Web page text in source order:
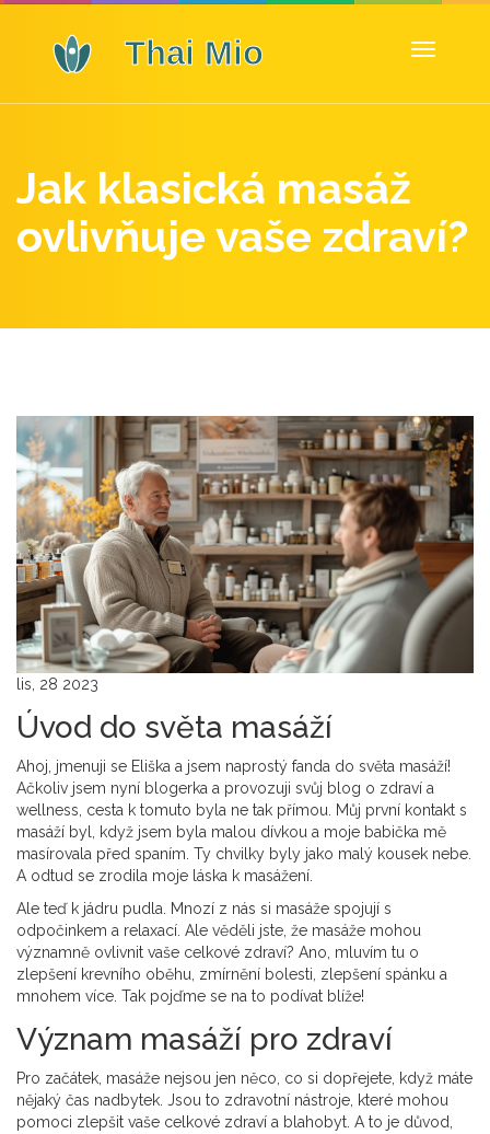
Zobrazit
Jak klasická masáž
ovlivňuje vaše zdraví?
lis, 28 2023
Úvod do světa masáží
Ahoj, jmenuji se Eliška a jsem naprostý fanda do světa masáží!
Ačkoliv jsem nyní blogerka a provozuji svůj blog o zdraví a
wellness, cesta k tomuto byla ne tak přímou. Můj první kontakt s
masáží byl, když jsem byla malou dívkou a moje babička mě
masírovala před spaním. Ty chvilky byly jako malý kousek nebe.
A odtud se zrodila moje láska k masážení.
Ale teď k jádru pudla. Mnozí z nás si masáže spojují s
odpočinkem a relaxací. Ale věděli jste, že masáže mohou
významně ovlivnit vaše celkové zdraví? Ano, mluvím tu o
zlepšení krevního oběhu, zmírnění bolesti, zlepšení spánku a
mnohem více. Tak pojďme se na to podívat blíže!
Význam masáží pro zdraví
Pro začátek, masáže nejsou jen něco, co si dopřejete, když máte
nějaký čas nadbytek. Jsou to zdravotní nástroje, které mohou
pomoci zlepšit vaše celkové zdraví a blahobyt. A to je důvod,